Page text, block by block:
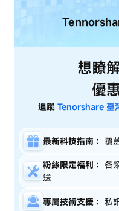
想瞭
優
追蹤 Tenorshare 臺
最新科技指南： 覆
粉絲限定福利： 各
送
專屬技術支援： 私